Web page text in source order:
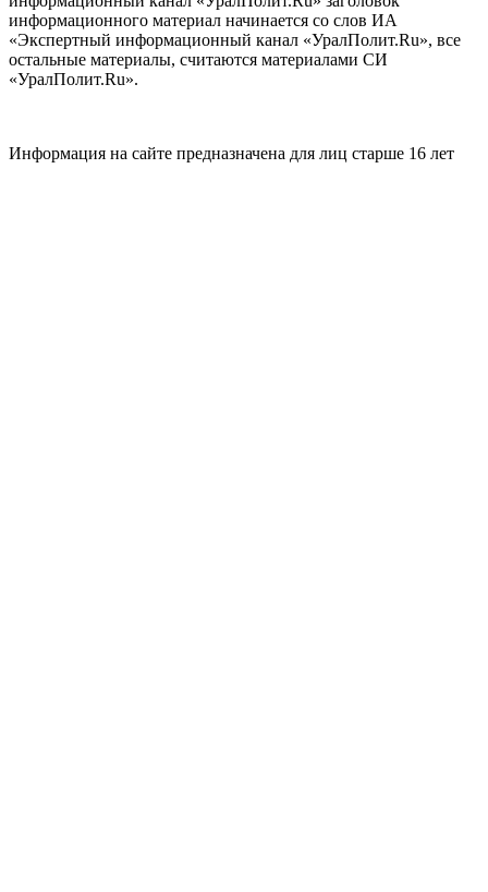
информационного материал начинается со слов ИА
«Экспертный информационный канал «УралПолит.Ru», все
остальные материалы, считаются материалами СИ
«УралПолит.Ru».
Информация на сайте предназначена для лиц старше 16 лет